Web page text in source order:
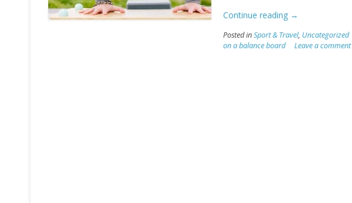
Continue reading “Balance
Relax
=
→
Posted inSport & Travel, Uncategorized
on a balance board
Leave a comment